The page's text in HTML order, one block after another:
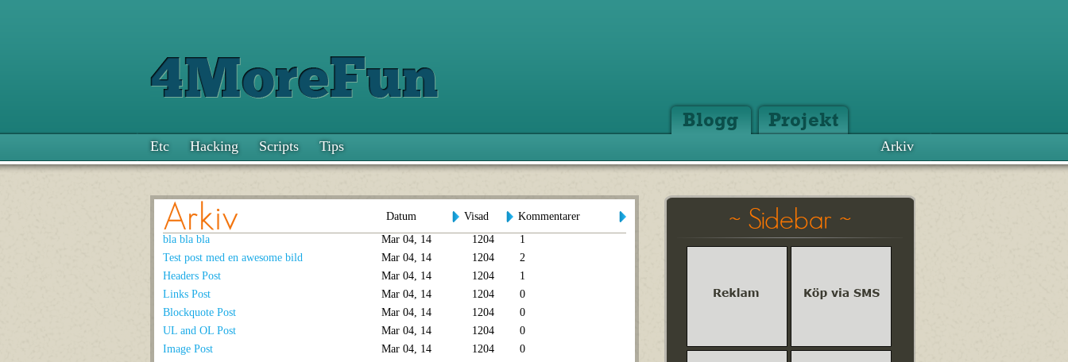
Blogg Projekt
Etc Hacking Scripts Tips Arkiv
~ Sidebar ~
Arkiv Datum Visad
Kommentarer
bla bla bla
Mar 04, 14 1204
1
Test post med en awesome bild
Mar 04, 14 1204
2
Headers Post
Mar 04, 14 1204
1
Links Post
Mar 04, 14 1204
0
Blockquote Post
Mar 04, 14 1204
0
UL and OL Post
Mar 04, 14 1204
0
Image Post
Mar 04, 14 1204
0